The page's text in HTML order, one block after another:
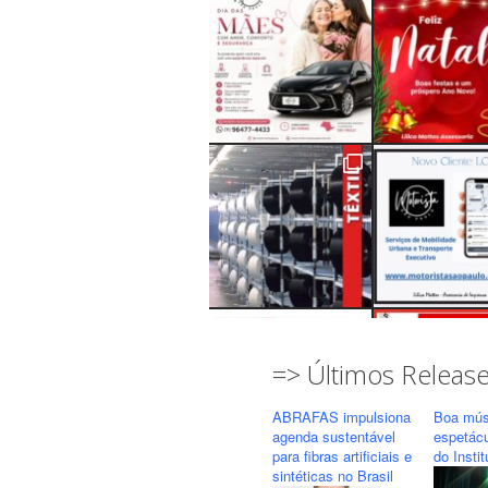
=> Últimos
ABRAFAS impulsiona
agenda sustentável
para fibras artificiais e
sintéticas no Brasil
Boa
do